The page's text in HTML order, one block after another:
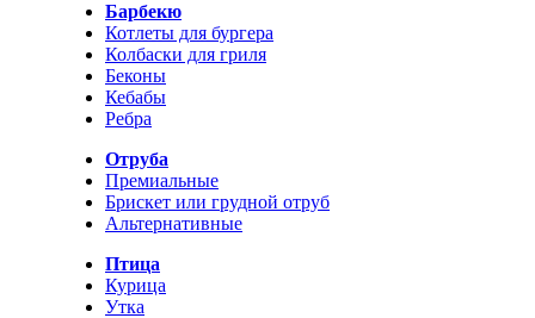
Барбекю
Котлеты для бургера
Колбаски для гриля
Беконы
Кебабы
Ребра
Отруба
Премиальные
Брискет или грудной отруб
Альтернативные
Птица
Курица
Утка